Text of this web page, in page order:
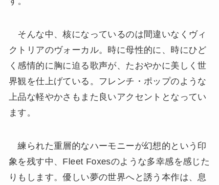
そんな中、核になっているのは間違いなくヴィ
クトリアのヴォーカル。時に母性的に、時にひど
く感情的に胸に迫る歌声が、たおやかに美しく世
界観を仕上げている。フレンチ・ポップのような
上品な軽やかさもまた良いアクセントとなってい
ます。
練られた重層的なハーモニーが幻想的という印
象を残す中、Fleet Foxesのような多幸感を感じた
りもします。優しい夢の世界へと誘う本作は、息